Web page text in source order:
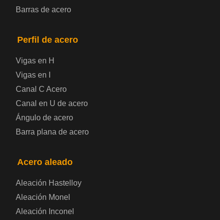
Chapa de acero prelacada
Placa de acero laminado en frío
Placa de acero para cilindros de gas
Barras de acero
Perfil de acero
Vigas en H
Vigas en I
Canal C Acero
Canal en U de acero
Ángulo de acero
Barra plana de acero
Acero aleado
Aleación Hastelloy
Aleación Monel
Aleación Inconel